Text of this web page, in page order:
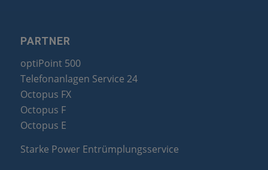
PARTNER
optiPoint 500
Telefonanlagen Service 24
Octopus FX
Octopus F
Octopus E
Starke Power Entrümplungsservice